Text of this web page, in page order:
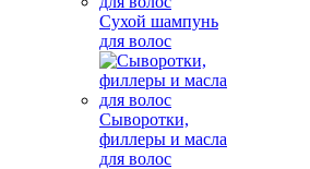
Сухой шампунь
для волос
Сыворотки,
филлеры и масла
для волос